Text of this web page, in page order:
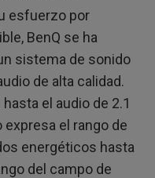
esfuerzo por
BenQ se ha
sistema de sonido
de alta calidad.
el audio de 2.1
el rango de
energéticos hasta
del campo de